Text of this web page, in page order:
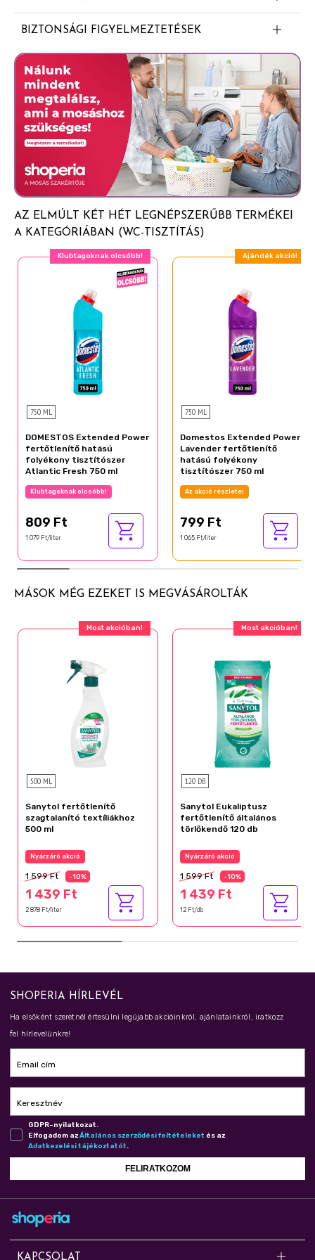
>30% anionos felületaktív anyagok
Illatanyagok (Linalool, Citronellol, Geraniol, Alpha-
Isomethyl Ionone, Amyl Salicylate, Isoeugenyl
Acetate, Rose Ketones)
BIZTONSÁGI FIGYELMEZTETÉSEK
BREF LIMITED EDITION ,,ETERNAL BLOOM".
Figyelem. Bőrirritáló hatású. Súlyos szemirritációt okoz.
Orvosi tanácsadás esetén tartsa kéznél a termék
edényét vagy címkéjét. Gyermekektől elzárva tartandó.
Védőkesztyű / szemvédő használata kötelező. HA
BŐRRE KERÜL: Lemosás bő vízzel. SZEMBE KERÜLÉS
ESETÉN: Több percig tartó óvatos öblítés vízzel. Adott
esetben a kontaktlencsék eltávolítása, ha könnyen
megoldható. Az öblítés folytatása. Ha a szemirritáció
nem múlik el: orvosi ellátást kell kérni.
AZ ELMÚLT KÉT HÉT LEGNÉPSZERŰBB TERMÉKEI
A KATEGÓRIÁBAN (WC-TISZTÍTÁS)
Klubtagoknak olcsóbb!
750 ML
DOMESTOS Extended Power
fertőtlenítő hatású
folyékony tisztítószer
Atlantic Fresh 750 ml
Klubtagoknak olcsóbb!
809 Ft
1 079 Ft/liter
Ajándék akció!
750 ML
Domestos Extended Power
Lavender fertőtlenítő
hatású folyékony
tisztítószer 750 ml
Az akció részletei
799 Ft
1 065 Ft/liter
MÁSOK MÉG EZEKET IS MEGVÁSÁROLTÁK
Most akcióban!
500 ML
Sanytol fertőtlenítő
szagtalanító textíliákhoz
500 ml
Nyárzáró akció
1 599 Ft -10%
1 439 Ft
2 878 Ft/liter
Most akcióban!
120 DB
Sanytol Eukaliptusz
fertőtlenítő általános
törlőkendő 120 db
Nyárzáró akció
1 599 Ft -10%
1 439 Ft
12 Ft/db
SHOPERIA HÍRLEVÉL
Ha elsőként szeretnél értesülni legújabb akcióinkról, ajánlatainkról, iratkozz
fel hírlevelünkre!
Email cím
Keresztnév
GDPR-nyilatkozat.
Elfogadom azÁl­ta­lá­nos szer­ző­dé­si fel­té­te­le­ket és az
Adat­ke­ze­lé­si tá­jé­koz­ta­tót.
FELIRATKOZOM
KAPCSOLAT